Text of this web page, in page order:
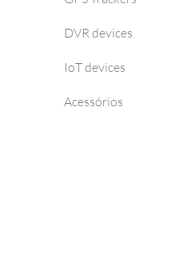
DVR devices
IoT devices
Acessórios